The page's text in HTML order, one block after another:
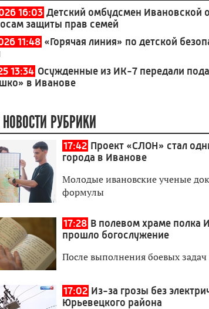
16:03 Детский омбудсмен Ивановской
защиты прав семей
11:48 «Горячая линия» по детской
13:34 Осужденные из ИК-7 передали
в Иванове
РУБРИКИ
17:42 Проект «СЛОН» стал
города в Иванове
Молодые ивановские ученые
формулы
17:28 В полевом храме полка
прошло богослужение
После выполнения боевых
17:02 Из-за грозы без
Юрьевецкого района